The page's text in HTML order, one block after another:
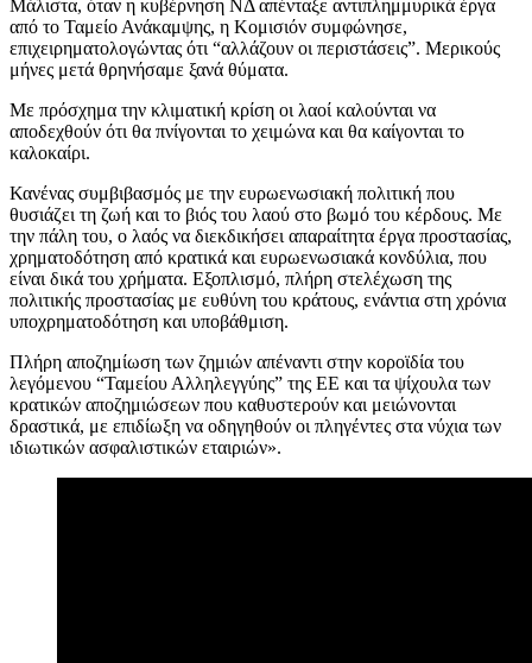
Μάλιστα, όταν η κυβέρνηση ΝΔ απένταξε αντιπλημμυρικά έργα
από το Ταμείο Ανάκαμψης, η Κομισιόν συμφώνησε,
επιχειρηματολογώντας ότι “αλλάζουν οι περιστάσεις”. Μερικούς
μήνες μετά θρηνήσαμε ξανά θύματα.
Με πρόσχημα την κλιματική κρίση οι λαοί καλούνται να
αποδεχθούν ότι θα πνίγονται το χειμώνα και θα καίγονται το
καλοκαίρι.
Κανένας συμβιβασμός με την ευρωενωσιακή πολιτική που
θυσιάζει τη ζωή και το βιός του λαού στο βωμό του κέρδους. Με
την πάλη του, ο λαός να διεκδικήσει απαραίτητα έργα προστασίας,
χρηματοδότηση από κρατικά και ευρωενωσιακά κονδύλια, που
είναι δικά του χρήματα. Εξοπλισμό, πλήρη στελέχωση της
πολιτικής προστασίας με ευθύνη του κράτους, ενάντια στη χρόνια
υποχρηματοδότηση και υποβάθμιση.
Πλήρη αποζημίωση των ζημιών απέναντι στην κοροϊδία του
λεγόμενου “Ταμείου Αλληλεγγύης” της ΕΕ και τα ψίχουλα των
κρατικών αποζημιώσεων που καθυστερούν και μειώνονται
δραστικά, με επιδίωξη να οδηγηθούν οι πληγέντες στα νύχια των
ιδιωτικών ασφαλιστικών εταιριών».